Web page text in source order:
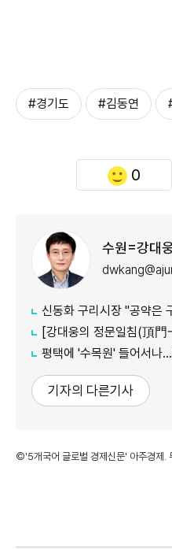
#경기도 #김동연
0
수원=강대
신동화 구리시장 "공약은 구리시의 미
[강대웅의 정문일침(頂門一鍼)] 추미애 경
평택에 '수목원' 들어서나...최원용 시
기자의 다른기사
©'5개국어 글로벌 경제신문' 아주경제.